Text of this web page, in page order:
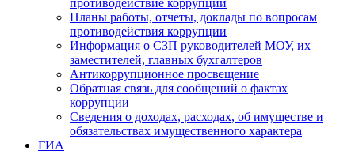
противодействие коррупции
Планы работы, отчеты, доклады по вопросам
противодействия коррупции
Информация о СЗП руководителей МОУ, их
заместителей, главных бухгалтеров
Антикоррупционное просвещение
Обратная связь для сообщений о фактах
коррупции
Сведения о доходах, расходах, об имуществе и
обязательствах имущественного характера
ГИА